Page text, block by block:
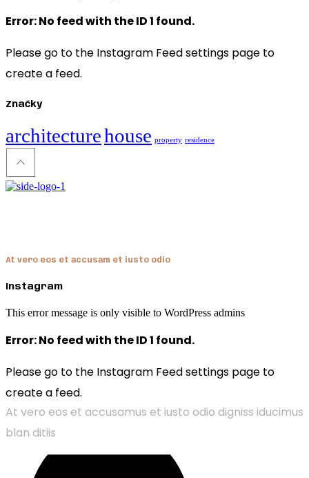
Error: No feed with the ID 1 found.
Please go to the Instagram Feed settings page to
create a feed.
Značky
architecturehouse property residence
At vero eos et accusam et iusto odio
Instagram
This error message is only visible to WordPress admins
Error: No feed with the ID 1 found.
Please go to the Instagram Feed settings page to
create a feed.
At vero eos et accusamus et iusto odio digniss iducimus
blan ditiis